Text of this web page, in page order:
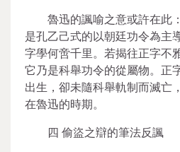
魯迅的諷喻之意或許在此
是孔乙己式的以朝廷功令為主
字學何啻千里。若揭往正字不
它乃是科舉功令的從屬物。正
出生，卻未隨科舉軌制而滅亡
在魯迅的時期。
四 偷盜之辯的筆法反諷